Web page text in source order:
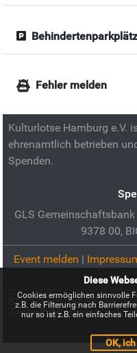
Fehler melden
Kulturlotse Hamburg e.V.
ehrenamtlich betrieben
Spenden.
GLS
9378 00,
Event melden |
Bild zur Veranstaltung:
Zentralbibliothek:
Alle
Diese
Cookies ermöglichen sinnvolle
z.B. die Filterung nach
nur so ist z.B. ein einfaches
OK,